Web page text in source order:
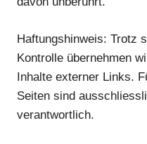
Haftungshinweis: Trotz
Kontrolle übernehmen
Inhalte externer Links.
Seiten sind
verantwortlich.